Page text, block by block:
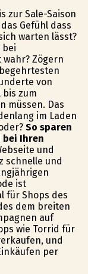
zur Sale-Saison
Gefühl dass
warten lässt?
bei
Zögern
von
bis zum
müssen. Das
im Laden
So sparen
bei Ihren
und
schnelle und
ist
für Shops des
dem breiten
auf
wie Torrid für
und
per